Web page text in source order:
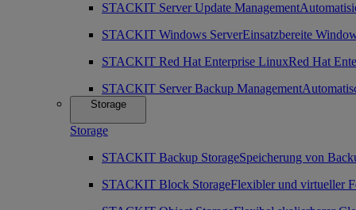
STACKIT Server Update Management
STACKIT Windows ServerEinsatzbereite
STACKIT Red Hat Enterprise LinuxRed Hat
STACKIT Server Backup Management
Storage
Storage
STACKIT Backup StorageSpeicherung von
STACKIT Block StorageFlexibler und virtueller